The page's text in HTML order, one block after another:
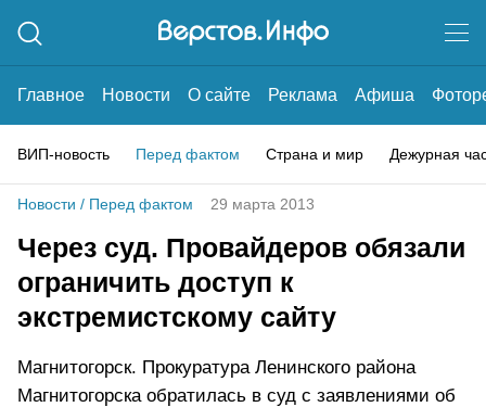
Главное Новости О сайте Реклама Афиша
ВИП-новость Перед фактом Страна и мир Дежурная
Новости / Перед фактом 29 марта 2013
Через суд. Провайдеров обязали
ограничить доступ к
экстремистскому сайту
Магнитогорск. Прокуратура Ленинского района
Магнитогорска обратилась в суд с заявлениями об